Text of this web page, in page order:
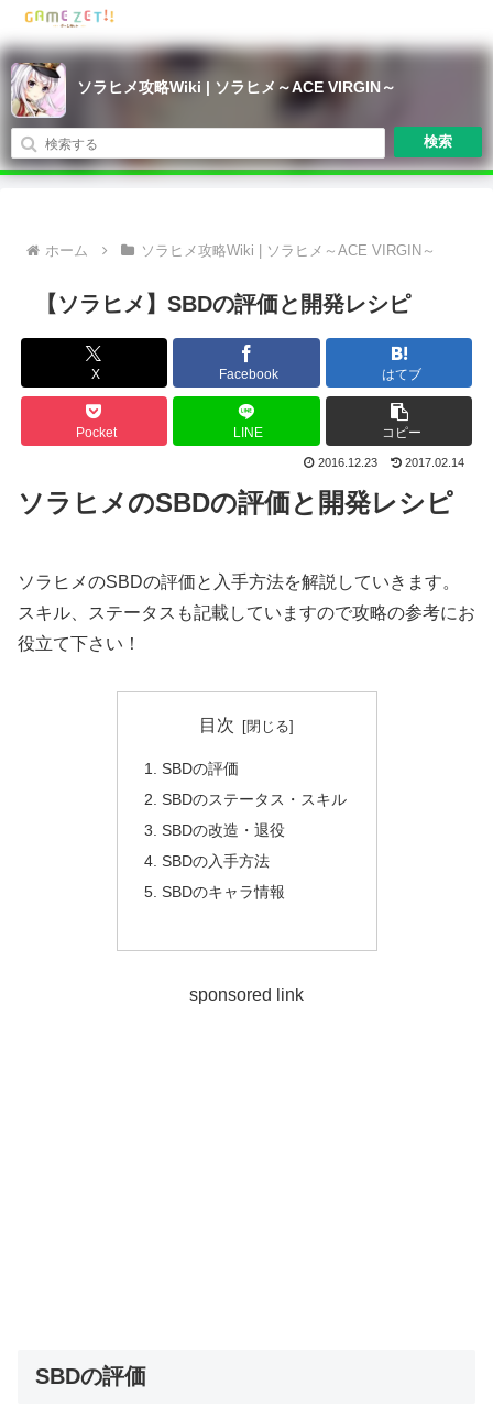
ソラヒメ攻略Wiki | ソラヒメ～ACE VIRGIN～
検索
ホーム ソラヒメ攻略Wiki | ソラヒメ～ACE VIRGIN～
【ソラヒメ】SBDの評価と開発レシピ
X Facebook はてブ
Pocket LINE コピー
2016.12.23 2017.02.14
ソラヒメのSBDの評価と開発レシピ
ソラヒメのSBDの評価と入手方法を解説していきます。
スキル、ステータスも記載していますので攻略の参考にお
役立て下さい！
目次
SBDの評価
SBDのステータス・スキル
SBDの改造・退役
SBDの入手方法
SBDのキャラ情報
sponsored link
SBDの評価